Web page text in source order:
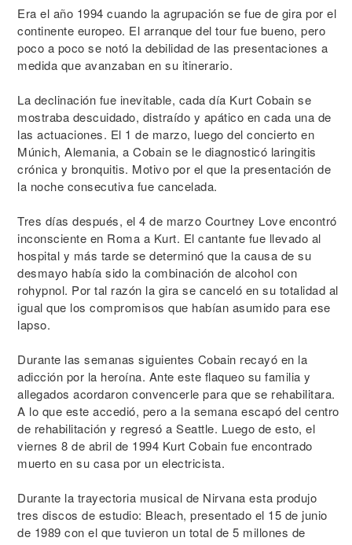
Era el año 1994 cuando la agrupación se fue de gira por el
continente europeo. El arranque del tour fue bueno, pero
poco a poco se notó la debilidad de las presentaciones a
medida que avanzaban en su itinerario.
La declinación fue inevitable, cada día Kurt Cobain se
mostraba descuidado, distraído y apático en cada una de
las actuaciones. El 1 de marzo, luego del concierto en
Múnich, Alemania, a Cobain se le diagnosticó laringitis
crónica y bronquitis. Motivo por el que la presentación de
la noche consecutiva fue cancelada.
Tres días después, el 4 de marzo Courtney Love encontró
inconsciente en Roma a Kurt. El cantante fue llevado al
hospital y más tarde se determinó que la causa de su
desmayo había sido la combinación de alcohol con
rohypnol. Por tal razón la gira se canceló en su totalidad al
igual que los compromisos que habían asumido para ese
lapso.
Durante las semanas siguientes Cobain recayó en la
adicción por la heroína. Ante este flaqueo su familia y
allegados acordaron convencerle para que se rehabilitara.
A lo que este accedió, pero a la semana escapó del centro
de rehabilitación y regresó a Seattle. Luego de esto, el
viernes 8 de abril de 1994 Kurt Cobain fue encontrado
muerto en su casa por un electricista.
Durante la trayectoria musical de Nirvana esta produjo
tres discos de estudio: Bleach, presentado el 15 de junio
de 1989 con el que tuvieron un total de 5 millones de